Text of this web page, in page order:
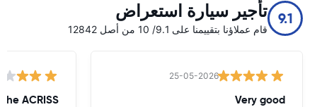
9.1 تأجير سيارة استعراض
قام عملاؤنا بتقييمنا على 9.1/ 10 من أصل 12842
25-05-2026
Very good
ACRISS